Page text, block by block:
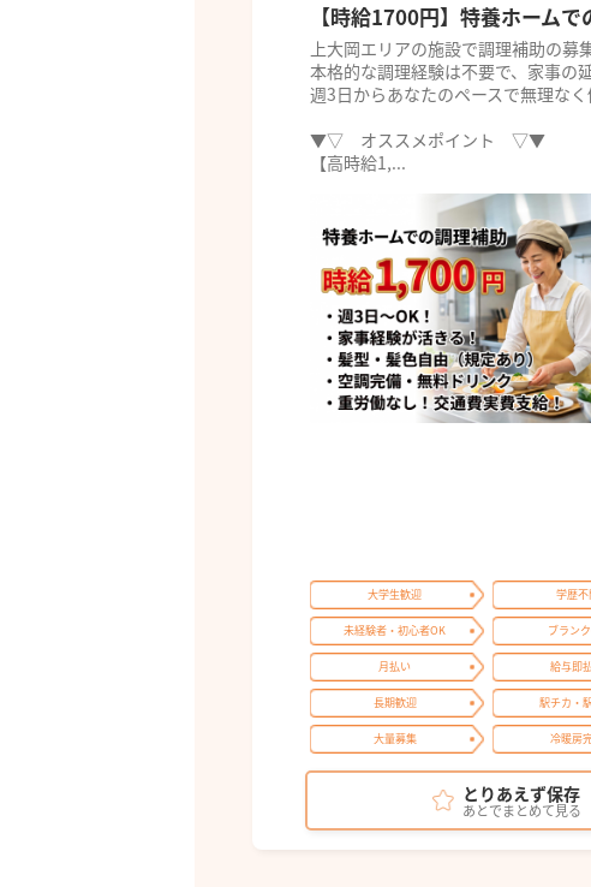
【時給1700円】特養ホーム
上大岡エリアの施設で調理補助の募
本格的な調理経験は不要で、家事の
週3日からあなたのペースで無理なく
▼▽ オススメポイント ▽▼
【高時給1,...
大学生歓迎 学歴不
未経験者・初心者OK ブラン
月払い 給与即
長期歓迎 駅チカ・
大量募集 冷暖房
とりあえず保存
あとでまとめて見る